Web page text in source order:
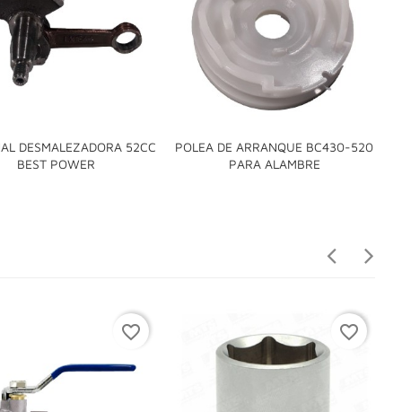
DESMALEZADORA 52CC
BEST POWER

POLEA DE ARRANQUE BC430-520
PARA ALAMBRE

favorite_border favorite_border